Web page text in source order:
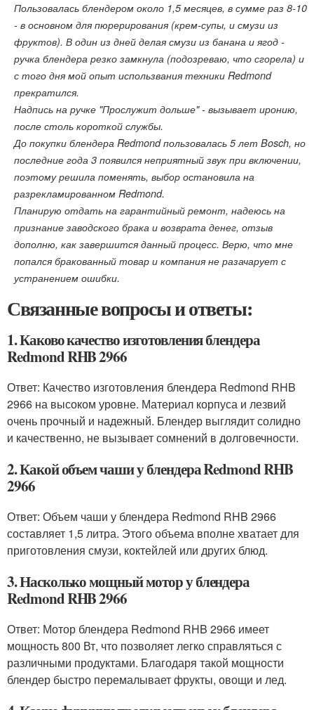
Пользовалась блендером около 1,5 месяцев, в сумме раз 8-10
- в основном для пюрерирования (крем-супы, и смузи из
фруктов). В один из дней делая смузи из банана и ягод -
ручка блендера резко замкнула (подозреваю, что сгорела) и
с того дня мой опыт использвания техники Redmond
прекратился.
Надпись на ручке "Прослужит дольше" - вызывает иронию,
после столь короткой службы.
До покупки блендера Redmond пользовалась 5 лет Bosch, но
последние года 3 появился неприятный звук при включении,
поэтому решила поменять, выбор остановила на
разрекламированном Redmond.
Планирую отдать на гарантийный ремонт, надеюсь на
признание заводского брака и возврата денег, отзыв
дополню, как завершится данный процесс. Верю, что мне
попался бракованный товар и компания не разачарует с
устранением ошибки.
Связанные вопросы и ответы:
1. Каково качество изготовления блендера
Redmond RHB 2966
Ответ: Качество изготовления блендера Redmond RHB
2966 на высоком уровне. Материал корпуса и лезвий
очень прочный и надежный. Блендер выглядит солидно
и качественно, не вызывает сомнений в долговечности.
2. Какой объем чаши у блендера Redmond RHB
2966
Ответ: Объем чаши у блендера Redmond RHB 2966
составляет 1,5 литра. Этого объема вполне хватает для
приготовления смузи, коктейлей или других блюд.
3. Насколько мощный мотор у блендера
Redmond RHB 2966
Ответ: Мотор блендера Redmond RHB 2966 имеет
мощность 800 Вт, что позволяет легко справляться с
различными продуктами. Благодаря такой мощности
блендер быстро перемалывает фрукты, овощи и лед.